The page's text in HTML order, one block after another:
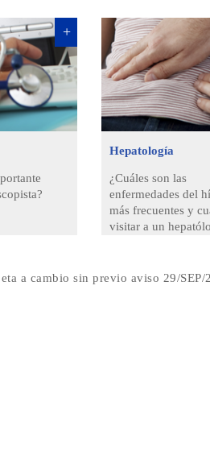
Hepatología
¿Cuáles son las
enfermedades del
más frecuentes y
visitar a un
a cambio sin previo aviso 29/SEP/